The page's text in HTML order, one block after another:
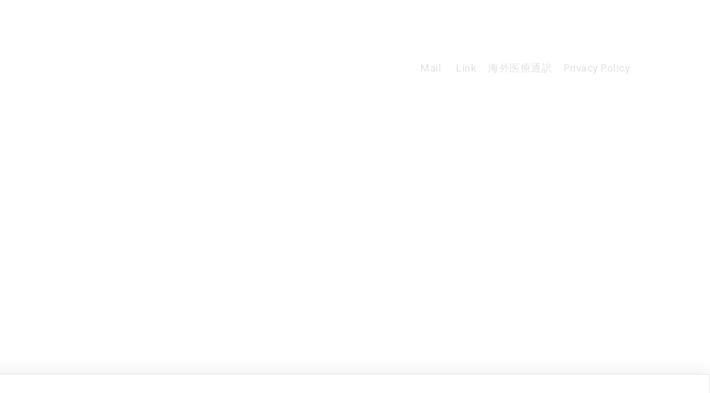
Mail Link 海外医療通訳 Privacy Policy